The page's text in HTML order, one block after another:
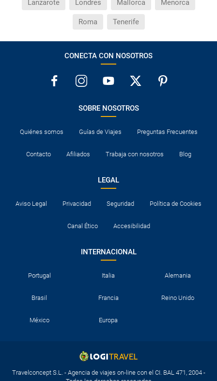
Lanzarote Londres Mallorca Menorca
Roma Tenerife
CONECTA CON NOSOTROS
SOBRE NOSOTROS
Quiénes somos Guías de Viajes Preguntas Frecuentes
Contacto Afiliados Trabaja con nosotros Blog
LEGAL
Aviso Legal Privacidad Seguridad Política de Cookies
Canal Ético Accesibilidad
INTERNACIONAL
Portugal Italia Alemania
Brasil Francia Reino Unido
México Europa
Travelconcept S.L. - Agencia de viajes on-line con el CI. BAL 471, 2004 -